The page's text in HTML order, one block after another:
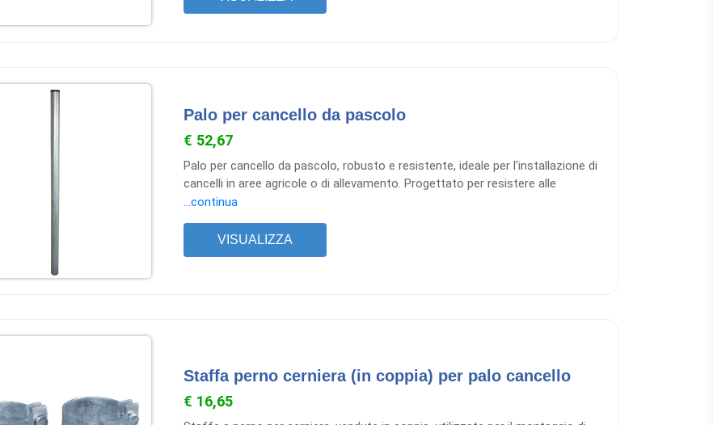
composto da: 9 morsetti ad anello, 9 anelli isolanti con filettatura metrica da
Palo per cancello da pascolo
€ 52,67
Palo per cancello da pascolo, robusto e resistente, ideale per l'installazione di
cancelli in aree agricole o di allevamento. Progettato per resistere alle
intemperie e agli urti.
...continua
VISUALIZZA
Staffa perno cerniera (in coppia) per palo cancello
€ 16,65